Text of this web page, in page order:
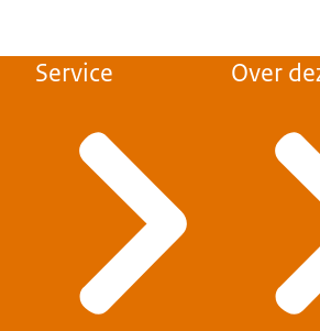
Service Over